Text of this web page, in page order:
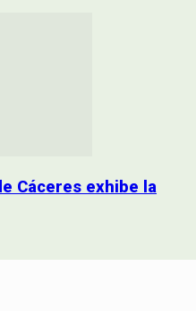
Cáceres exhibe la